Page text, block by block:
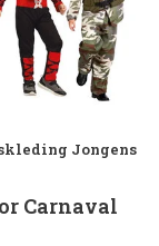
Jongens
Carnaval